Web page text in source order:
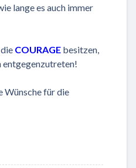
lange es auch immer
die COURAGE besitzen,
entgegenzutreten!
Wünsche für die